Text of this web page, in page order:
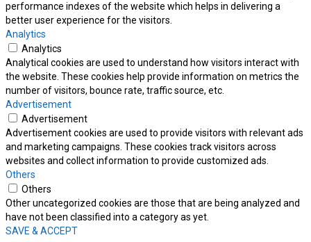
performance indexes of the website which helps in delivering a
better user experience for the visitors.
Analytics
Analytics
Analytical cookies are used to understand how visitors interact with
the website. These cookies help provide information on metrics the
number of visitors, bounce rate, traffic source, etc.
Advertisement
Advertisement
Advertisement cookies are used to provide visitors with relevant ads
and marketing campaigns. These cookies track visitors across
websites and collect information to provide customized ads.
Others
Others
Other uncategorized cookies are those that are being analyzed and
have not been classified into a category as yet.
SAVE & ACCEPT